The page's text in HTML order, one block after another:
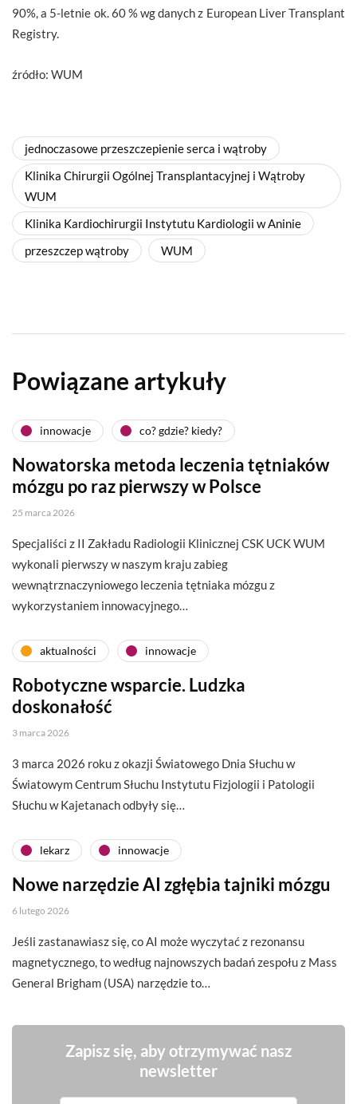
90%, a 5-letnie ok. 60 % wg danych z European Liver Transplant
Registry.
źródło: WUM
jednoczasowe przeszczepienie serca i wątroby
Klinika Chirurgii Ogólnej Transplantacyjnej i Wątroby
WUM
Klinika Kardiochirurgii Instytutu Kardiologii w Aninie
przeszczep wątroby
WUM
Powiązane artykuły
innowacje co? gdzie? kiedy?
Nowatorska metoda leczenia tętniaków
mózgu po raz pierwszy w Polsce
25 marca 2026
Specjaliści z II Zakładu Radiologii Klinicznej CSK UCK WUM
wykonali pierwszy w naszym kraju zabieg
wewnątrznaczyniowego leczenia tętniaka mózgu z
wykorzystaniem innowacyjnego…
aktualności innowacje
Robotyczne wsparcie. Ludzka
doskonałość
3 marca 2026
3 marca 2026 roku z okazji Światowego Dnia Słuchu w
Światowym Centrum Słuchu Instytutu Fizjologii i Patologii
Słuchu w Kajetanach odbyły się…
lekarz innowacje
Nowe narzędzie AI zgłębia tajniki mózgu
6 lutego 2026
Jeśli zastanawiasz się, co AI może wyczytać z rezonansu
magnetycznego, to według najnowszych badań zespołu z Mass
General Brigham (USA) narzędzie to…
Zapisz się, aby otrzymywać nasz
newsletter